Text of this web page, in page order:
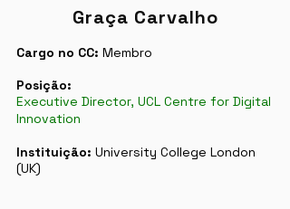
Graça Carvalho
Cargo no CC: Membro
Posição:
Executive Director, UCL Centre for Digital
Innovation
Instituição: University College London
(UK)